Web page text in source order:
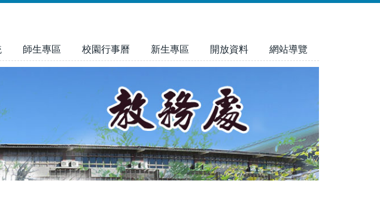
師生專區 校園行事曆 新生專區 開放資料 網站導覽